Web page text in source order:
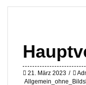
21. März 2023